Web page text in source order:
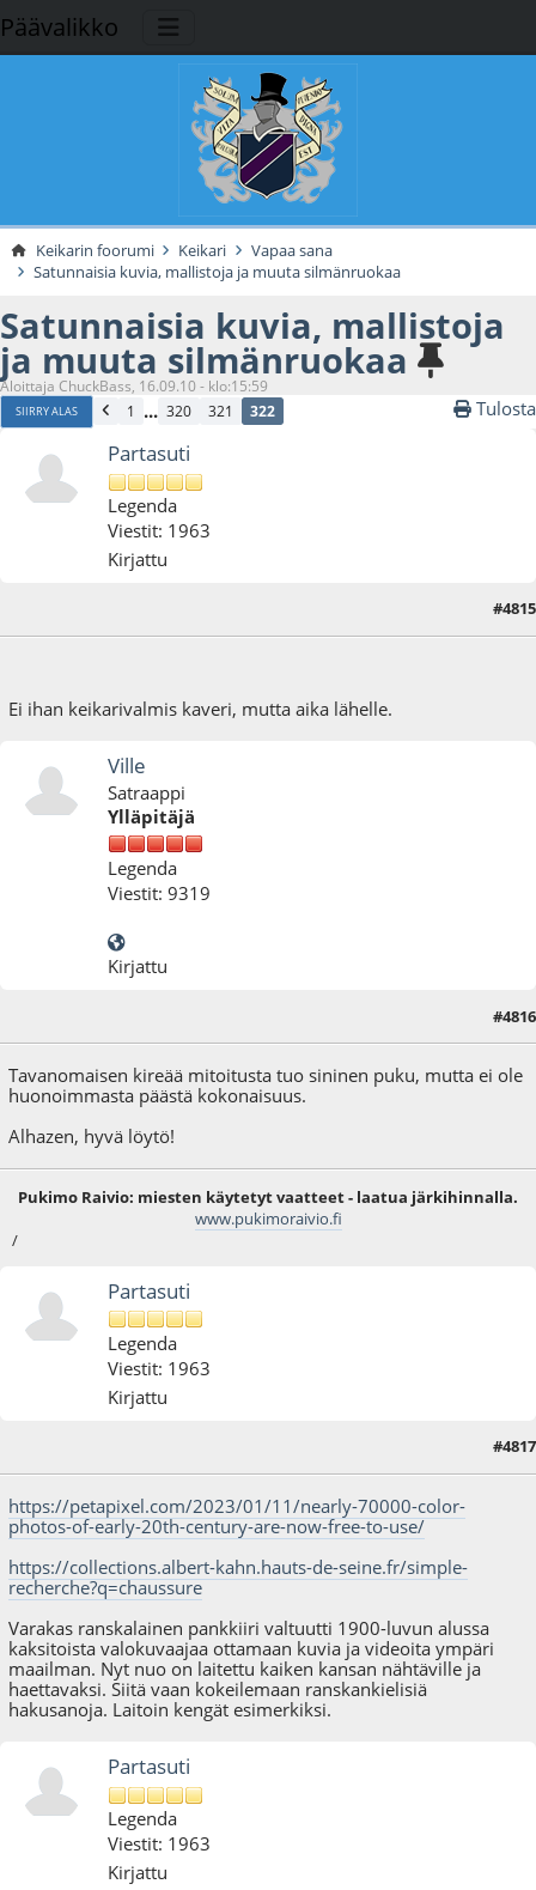
Päävalikko
Keikarin foorumi Keikari
Vapaa sana
Satunnaisia kuvia, mallistoja ja muuta silmänruokaa
Satunnaisia kuvia, mallistoja
ja muuta silmänruokaa
Aloittaja ChuckBass, 16.09.10 - klo:15:59
SIIRRY ALAS 1 ... 320 321 322 Tulosta
Partasuti
Legenda
Viestit: 1963
Kirjattu
#4815
Ei ihan keikarivalmis kaveri, mutta aika lähelle.
Ville
Satraappi
Ylläpitäjä
Legenda
Viestit: 9319
Kirjattu
#4816
Tavanomaisen kireää mitoitusta tuo sininen puku, mutta ei ole
huonoimmasta päästä kokonaisuus.
Alhazen, hyvä löytö!
Pukimo Raivio: miesten käytetyt vaatteet - laatua järkihinnalla.
www.pukimoraivio.fi
/
Partasuti
Legenda
Viestit: 1963
Kirjattu
#4817
https://petapixel.com/2023/01/11/nearly-70000-color-
photos-of-early-20th-century-are-now-free-to-use/
https://collections.albert-kahn.hauts-de-seine.fr/simple-
recherche?q=chaussure
Varakas ranskalainen pankkiiri valtuutti 1900-luvun alussa
kaksitoista valokuvaajaa ottamaan kuvia ja videoita ympäri
maailman. Nyt nuo on laitettu kaiken kansan nähtäville ja
haettavaksi. Siitä vaan kokeilemaan ranskankielisiä
hakusanoja. Laitoin kengät esimerkiksi.
Partasuti
Legenda
Viestit: 1963
Kirjattu